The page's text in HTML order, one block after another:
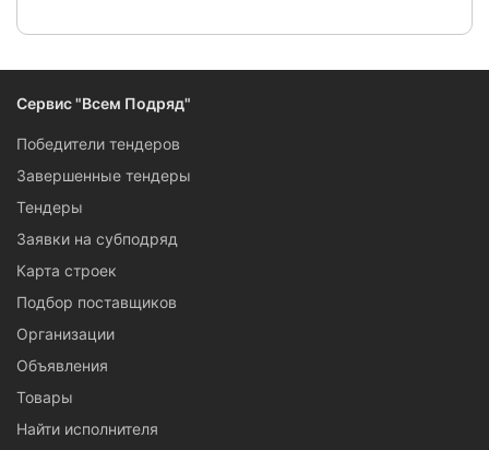
Сервис "Всем Подряд"
Победители тендеров
Завершенные тендеры
Тендеры
Заявки на субподряд
Карта строек
Подбор поставщиков
Организации
Объявления
Товары
Найти исполнителя